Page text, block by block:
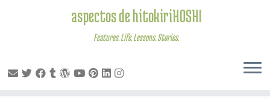
aspectos de hitokiriHOSHI
Features. Life. Lessons. Stories.